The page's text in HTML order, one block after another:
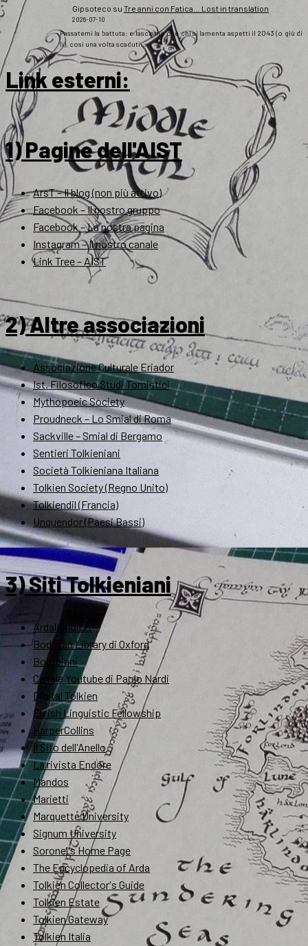
Gipsoteco su Tre anni con Fatica… Lost in translation
2026-07-10
Passatemi la battuta: e lasciamo che chi si lamenta aspetti il 2043 (o giù di
lì), così una volta scaduti…
Link esterni:
1) Pagine dell'AIST
ArsT – Il blog (non più attivo)
Facebook – Il nostro gruppo
Facebook – La nostra pagina
Instagram – Il nostro canale
Link Tree – AIST
2) Altre associazioni
Associazione Culturale Eriador
Ist. Filosofico Studi Tomistici
Mythopoeic Society
Proudneck – Lo Smial di Roma
Sackville – Smial di Bergamo
Sentieri Tolkieniani
Società Tolkieniana Italiana
Tolkien Society (Regno Unito)
Tolkiendil (Francia)
Unquendor (Paesi Bassi)
3) Siti Tolkieniani
Ardalambion
Bodleian Library di Oxford
Bompiani
Canale Youtube di Paolo Nardi
Digital Tolkien
Elvish Linguistic Fellowship
HarperCollins
Il Sito dell'Anello
La rivista Endóre
Mandos
Marietti
Marquette University
Signum University
Soronel's Home Page
The Encyclopedia of Arda
Tolkien Collector's Guide
Tolkien Estate
Tolkien Gateway
Tolkien Italia